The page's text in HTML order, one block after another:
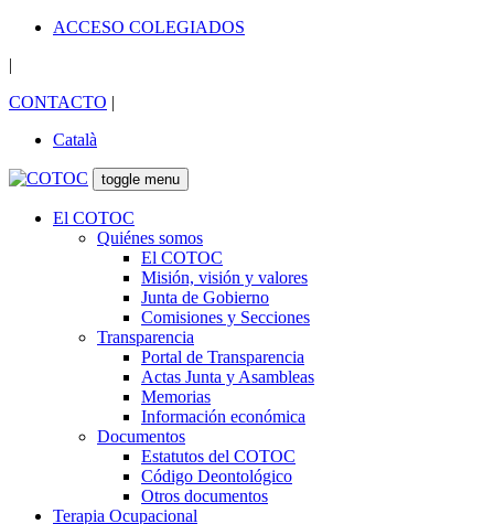
ACCESO COLEGIADOS
|
CONTACTO |
Català
toggle menu
El COTOC
Quiénes somos
El COTOC
Misión, visión y valores
Junta de Gobierno
Comisiones y Secciones
Transparencia
Portal de Transparencia
Actas Junta y Asambleas
Memorias
Información económica
Documentos
Estatutos del COTOC
Código Deontológico
Otros documentos
Terapia Ocupacional